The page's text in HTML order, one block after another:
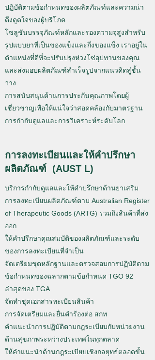
ปฏิบัติตามข้อกำหนดของผลิตภัณฑ์และความน่า
ดึงดูดใจของผู้บริโภค
โซลูชันบรรจุภัณฑ์หลักและรองความจุสูงสำหรับ
รูปแบบยาที่เป็นของแข็งและกึ่งของแข็ง เราอยู่ใน
ตำแหน่งที่ดีที่จะปรับปรุงห่วงโซ่อุปทานของคุณ
และส่งมอบผลิตภัณฑ์สำเร็จรูปจากแนวคิดสู่ชั้น
วาง
การสนับสนุนด้านการประกันคุณภาพโดยผู้
เชี่ยวชาญเพื่อให้แน่ใจว่าสอดคล้องกับมาตรฐาน
การกำกับดูแลและการวิเคราะห์ระดับโลก
การลงทะเบียนและให้คำปรึกษา
ผลิตภัณฑ์ (AUST L)
บริการกำกับดูแลและให้คำปรึกษาด้านยาเสริม
การลงทะเบียนผลิตภัณฑ์ตาม Australian Register
of Therapeutic Goods (ARTG) รวมถึงสินค้าที่ส่ง
ออก
ให้คำปรึกษาคุณสมบัติของผลิตภัณฑ์และระดับ
ของการลงทะเบียนที่จำเป็น
จัดเตรียมชุดหลักฐานและตรวจสอบการปฏิบัติตาม
ข้อกำหนดของฉลากตามข้อกำหนด TGO 92
ล่าสุดของ TGA
จัดทำชุดเอกสารทะเบียนสินค้า
การจัดเตรียมและยื่นคำร้องต่อ สกท
คำแนะนำการปฏิบัติตามกฎระเบียบกับหน่วยงาน
ด้านสุขภาพระหว่างประเทศในทุกตลาด
ให้คำแนะนำด้านกฎระเบียบเชิงกลยุทธ์ตลอดขั้น